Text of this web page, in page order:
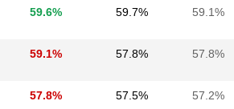
59.6% 59.7% 59.1%
59.1% 57.8% 57.8%
57.8% 57.5% 57.2%